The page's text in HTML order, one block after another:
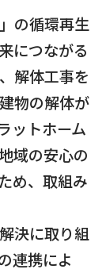
メディア
表）
覗く）
の循環再生
につながる
解体工事を
物の解体が
ットホーム
域の安心の
め、取組み
決に取り組
連携によ